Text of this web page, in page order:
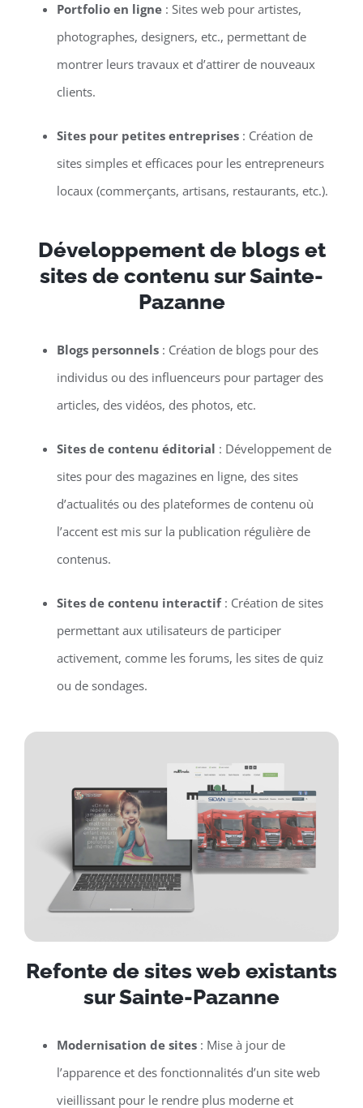
Portfolio en ligne: Sites web pour artistes,
photographes, designers, etc., permettant de
montrer leurs travaux et d’attirer de nouveaux
clients.
Sites pour petites entreprises: Création de
sites simples et efficaces pour les entrepreneurs
locaux (commerçants, artisans, restaurants, etc.).
Développement de blogs et
sites de contenu sur Sainte-
Pazanne
Blogs personnels: Création de blogs pour des
individus ou des influenceurs pour partager des
articles, des vidéos, des photos, etc.
Sites de contenu éditorial : Développement de
sites pour des magazines en ligne, des sites
d’actualités ou des plateformes de contenu où
l’accent est mis sur la publication régulière de
contenus.
Sites de contenu interactif: Création de sites
permettant aux utilisateurs de participer
activement, comme les forums, les sites de quiz
ou de sondages.
Refonte de sites web existants
sur Sainte-Pazanne
Modernisation de sites: Mise à jour de
l’apparence et des fonctionnalités d’un site web
vieillissant pour le rendre plus moderne et